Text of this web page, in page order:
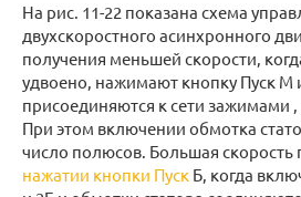
На рис. 11-22 показана схема
двухскоростного асинхронного
получения меньшей скорости,
удвоено, нажимают кнопку Пуск М
присоединяются к сети зажимами ,
При этом включении обмотка
число полюсов. Большая скорость
нажатии кнопки Пуск Б, когда